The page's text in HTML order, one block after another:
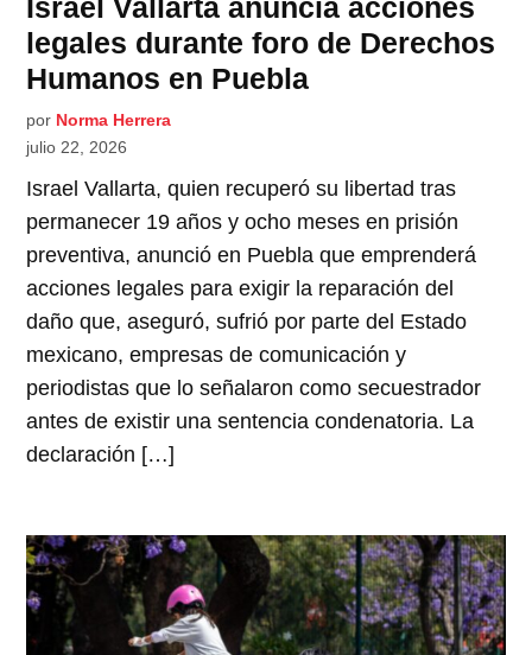
legales durante foro de Derechos
Humanos en Puebla
por Norma Herrera
julio 22, 2026
Israel Vallarta, quien recuperó su libertad tras
permanecer 19 años y ocho meses en prisión
preventiva, anunció en Puebla que emprenderá
acciones legales para exigir la reparación del
daño que, aseguró, sufrió por parte del Estado
mexicano, empresas de comunicación y
periodistas que lo señalaron como secuestrador
antes de existir una sentencia condenatoria. La
declaración […]